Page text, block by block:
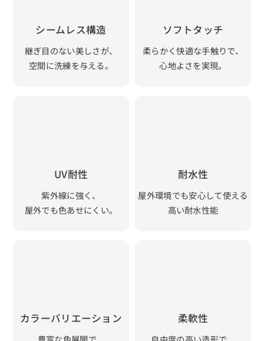
シームレス構造
継ぎ目のない美しさが、
空間に洗練を与える。
ソフトタッチ
柔らかく快適な手触りで、
心地よさを実現。
UV耐性
紫外線に強く、
屋外でも色あせにくい。
耐水性
屋外環境でも安心して使える
高い耐水性能
カラーバリエーション 柔軟性